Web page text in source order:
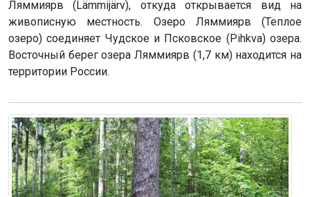
Ляммиярв (Lämmijärv), откуда открывается вид на
живописную местность. Озеро Ляммиярв (Теплое
озеро) соединяет Чудское и Псковское (Pihkva) озера.
Восточный берег озера Ляммиярв (1,7 км) находится на
территории России.